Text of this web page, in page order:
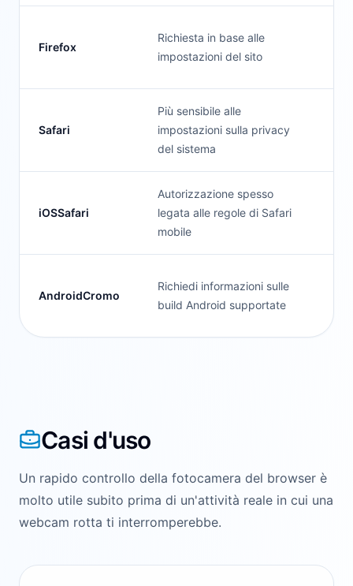
Firefox
Richiesta in base alle
impostazioni del sito
Safari
Più sensibile alle
impostazioni sulla privacy
del sistema
iOSSafari
Autorizzazione spesso
legata alle regole di Safari
mobile
AndroidCromo
Richiedi informazioni sulle
build Android supportate
Casi d'uso
Un rapido controllo della fotocamera del browser è
molto utile subito prima di un'attività reale in cui una
webcam rotta ti interromperebbe.